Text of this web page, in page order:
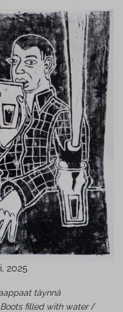
2025
täynnä
filled with water/